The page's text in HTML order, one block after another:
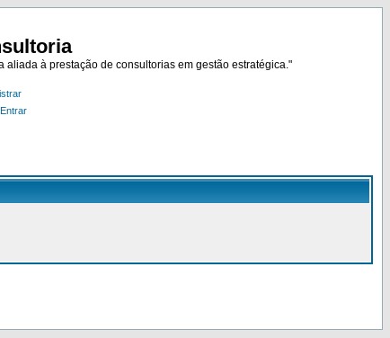
à prestação de consultorias em gestão estratégica."
Entrar